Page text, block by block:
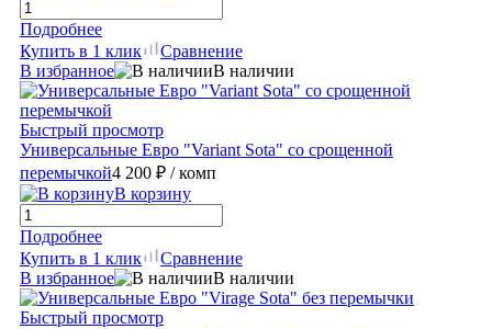
Подробнее
Купить в 1 клик
Сравнение
В избранное
В наличии
Быстрый просмотр
Универсальные Евро "Variant Sota" со срощенной
перемычкой4 200 ₽ / комп
В корзину
Подробнее
Купить в 1 клик
Сравнение
В избранное
В наличии
Быстрый просмотр